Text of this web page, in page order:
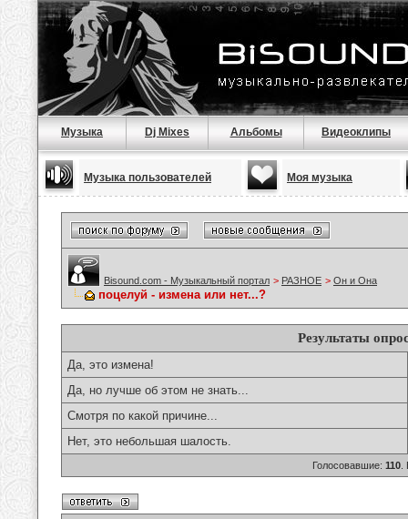
Музыка Dj Mixes Альбомы Видеоклипы
Музыка пользователей Моя музыка
Bisound.com - Музыкальный портал > РАЗНОЕ > Он и Она
поцелуй - измена или нет...?
Результаты
Да, это измена!
Да, но лучше об этом не знать...
Смотря по какой причине...
Нет, это небольшая шалость.
Голосовавшие: 110